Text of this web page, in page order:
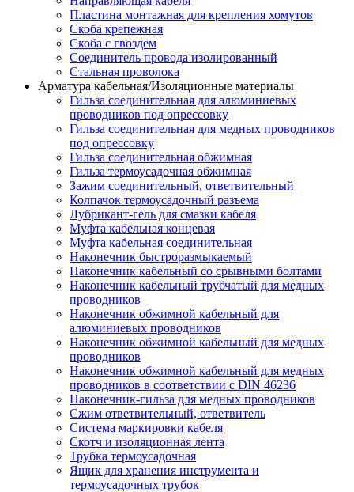
Пластина монтажная для крепления хомутов
Скоба крепежная
Скоба с гвоздем
Соединитель провода изолированный
Стальная проволока
Арматура кабельная/Изоляционные материалы
Гильза соединительная для алюминиевых
проводников под опрессовку
Гильза соединительная для медных проводников
под опрессовку
Гильза соединительная обжимная
Гильза термоусадочная обжимная
Зажим соединительный, ответвительный
Колпачок термоусадочный разъема
Лубрикант-гель для смазки кабеля
Муфта кабельная концевая
Муфта кабельная соединительная
Наконечник быстроразмыкаемый
Наконечник кабельный со срывными болтами
Наконечник кабельный трубчатый для медных
проводников
Наконечник обжимной кабельный для
алюминиевых проводников
Наконечник обжимной кабельный для медных
проводников
Наконечник обжимной кабельный для медных
проводников в соответствии с DIN 46236
Наконечник-гильза для медных проводников
Сжим ответвительный, ответвитель
Система маркировки кабеля
Скотч и изоляционная лента
Трубка термоусадочная
Ящик для хранения инструмента и
термоусадочных трубок